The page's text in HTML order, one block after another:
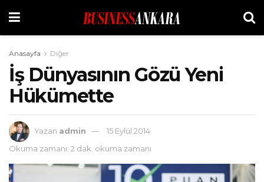
Anasayfa Diğer
İş Dünyasının Gözü Yeni
Hükümette
Yazan admin
15 Eylül 2014
Okuma zamanı: 2 dak. okuma zamanı